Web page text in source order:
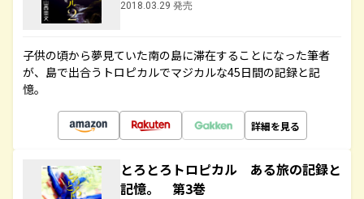
2018.03.29 発売
子供の頃から夢見ていた南の島に滞在することになった筆者
が、島で出合うトロピカルでマジカルな45日間の記録と記
憶。
詳細を見る
とろとろトロピカル ある旅の記録と
記憶。 第3巻